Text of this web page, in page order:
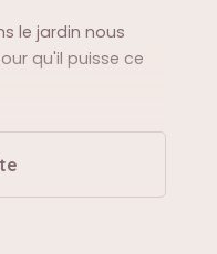
le jardin nous
qu'il puisse ce
mais il